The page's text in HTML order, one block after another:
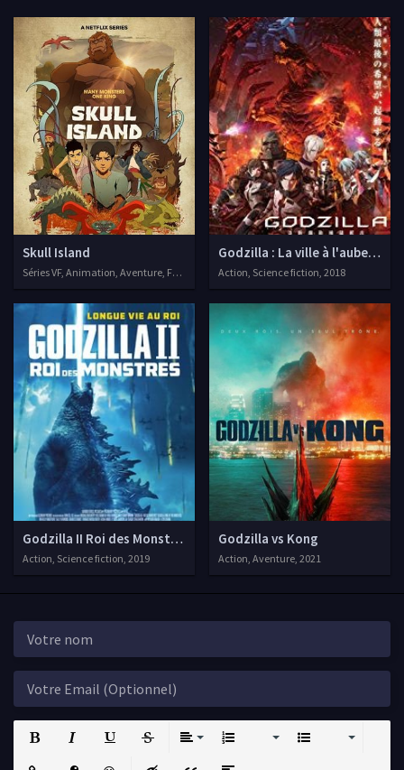
Skull Island
Séries VF, Animation, Aventure, Fantastique
Godzilla : La ville à l'aube du
Action, Science fiction, 2018
Godzilla II Roi des Monstres
Action, Science fiction, 2019
Godzilla vs Kong
Action, Aventure, 2021
Strikethrough